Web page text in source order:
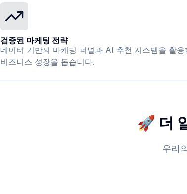
검증된 마케팅 전략
데이터 기반의 마케팅 퍼널과 AI 추천 시스템을 활용
비즈니스 성장을 돕습니다.
🚀 더
우리